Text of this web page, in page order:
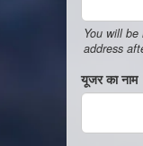
You will
address
यूजर का नाम